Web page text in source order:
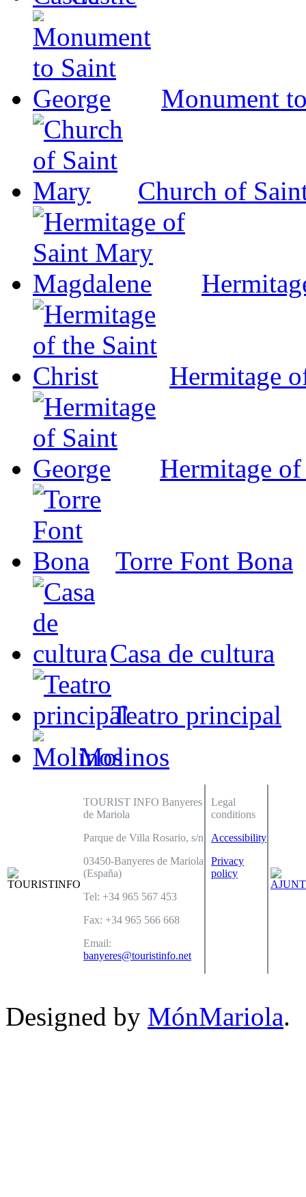
Monument
Church of
Hermitage
Hermitage
Torre Font Bona
Casa de cultura
Teatro principal
Molinos
TOURIST INFO Banyeres
de Mariola
Parque de Villa Rosario, s/n
03450-Banyeres de Mariola
(España)
Tel: +34 965 567 453
Fax: +34 965 566 668
Email:
banyeres@touristinfo.net
Legal
conditions
Accessibility
Privacy
policy
Designed by MónMariola.